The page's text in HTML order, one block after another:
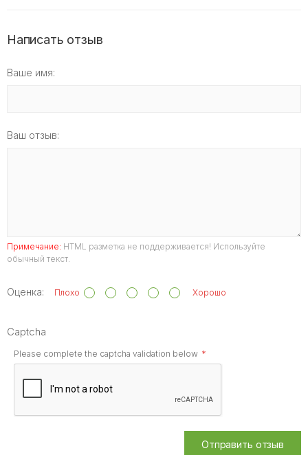
Написать отзыв
Ваше имя:
Ваш отзыв:
Примечание: HTML разметка не поддерживается! Используйте
обычный текст.
Оценка: Плохо Хорошо
Captcha
Please complete the captcha validation below
Отправить отзыв